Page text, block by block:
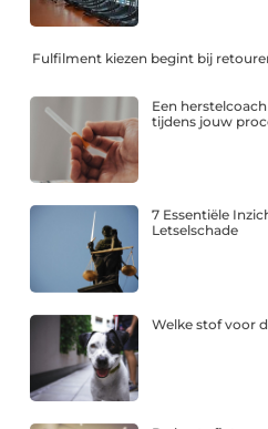
Fulfilment kiezen begint bij
Een
tijdens jouw
7 Essentiële
Letselschade
Welke stof voor